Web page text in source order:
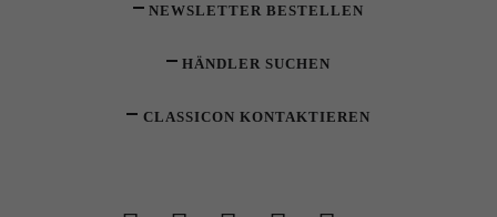
NEWSLETTER BESTELLEN
HÄNDLER SUCHEN
CLASSICON KONTAKTIEREN